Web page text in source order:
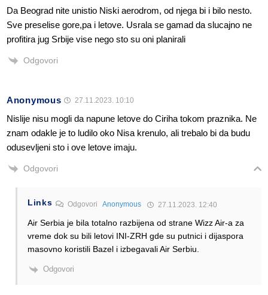
Da Beograd nite unistio Niski aerodrom, od njega bi i bilo nesto.
Sve preselise gore,pa i letove. Usrala se gamad da slucajno ne
profitira jug Srbije vise nego sto su oni planirali
Odgovori
Anonymous 27.11.2023. 10:10
Nislije nisu mogli da napune letove do Ciriha tokom praznika. Ne
znam odakle je to ludilo oko Nisa krenulo, ali trebalo bi da budu
odusevljeni sto i ove letove imaju.
Odgovori
Links Odgovori Anonymous 27.11.2023. 12:40
Air Serbia je bila totalno razbijena od strane Wizz Air-a za
vreme dok su bili letovi INI-ZRH gde su putnici i dijaspora
masovno koristili Bazel i izbegavali Air Serbiu.
Odgovori